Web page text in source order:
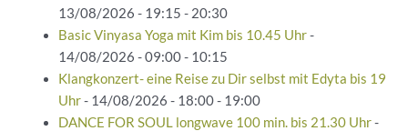
13/08/2026 - 19:15 - 20:30
Basic Vinyasa Yoga mit Kim bis 10.45 Uhr-
14/08/2026 - 09:00 - 10:15
Klangkonzert- eine Reise zu Dir selbst mit Edyta bis 19
Uhr- 14/08/2026 - 18:00 - 19:00
DANCE FOR SOUL longwave 100 min. bis 21.30 Uhr-